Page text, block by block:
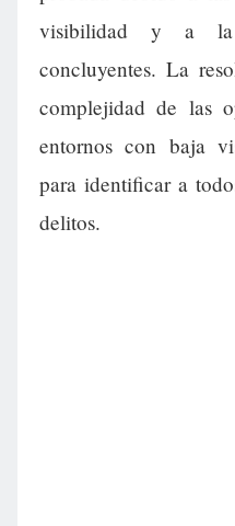
visibilidad y a la
concluyentes. La
complejidad de las
entornos con baja
para identificar a
delitos.